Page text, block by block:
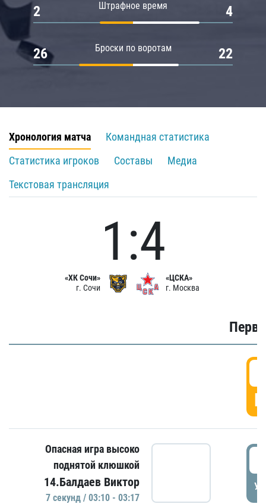
Штрафное время
2 4
Броски по воротам
26 22
Хронология матча
Командная статистика
Статистика игроков
Составы
Медиа
Текстовая трансляция
«ХК Сочи»
г. Сочи
1:4
«ЦСКА»
г. Москва
Опасная игра высоко
поднятой клюшкой
14.Балдаев Виктор
7 секунд / 03:10 - 03:17